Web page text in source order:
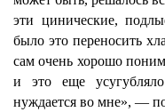
эти цинические,
было это переносить
сам очень хорошо
и это еще
нуждается во мне», —